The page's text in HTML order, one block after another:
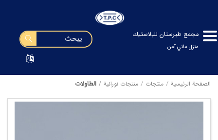
مجمع طبرستان للبلاستيك
منزل مائي آمن
الصفحة الرئيسية منتجات منتجات نورانیة الطاولات